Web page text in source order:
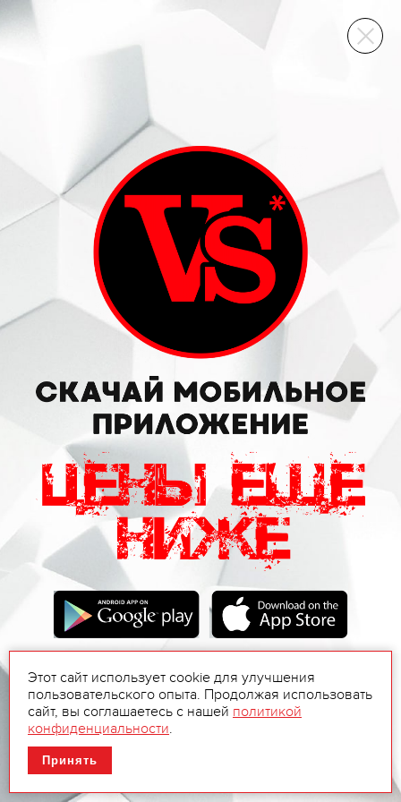
ВИННЫЙ СКЛАД
Этот сайт использует cookie для улучшения
пользовательского опыта. Продолжая использовать
сайт, вы соглашаетесь с нашей политикой
конфиденциальности.
Принять